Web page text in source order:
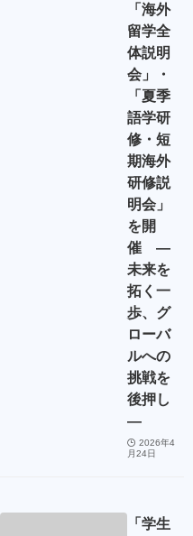
「海外
留学全
体説明
会」・
「夏季
語学研
修・短
期海外
研修説
明会」
を開
催 ―
未来を
拓く一
歩、グ
ローバ
ルへの
挑戦を
後押し
―
2026年4
月24日
「学生